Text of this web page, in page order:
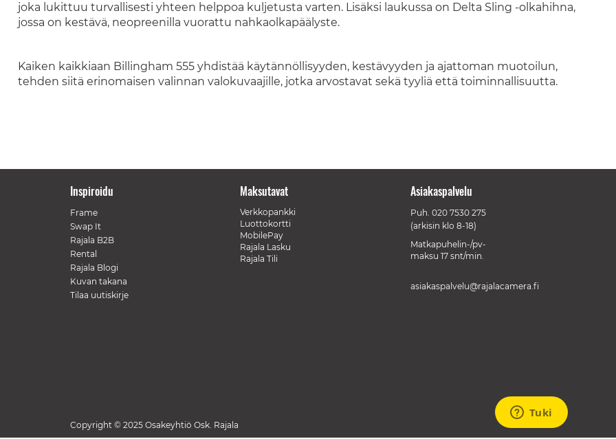
joka lukittuu turvallisesti yhteen helppoa kuljetusta varten. Lisäksi laukussa on Delta Sling -olkahihna,
jossa on kestävä, neopreenilla vuorattu nahkaolkapäälyste.
Kaiken kaikkiaan Billingham 555 yhdistää käytännöllisyyden, kestävyyden ja ajattoman muotoilun,
tehden siitä erinomaisen valinnan valokuvaajille, jotka arvostavat sekä tyyliä että toiminnallisuutta.
Inspiroidu
Frame
Swap It
Rajala B2B
Rental
Rajala Blogi
Kuvan takana
Tilaa uutiskirje
Maksutavat
Verkkopankki
Luottokortti
MobilePay
Rajala Lasku
Rajala Tili
Asiakaspalvelu
Puh. 020 7530 275
(arkisin klo 8-18)
Matkapuhelin-/pv-
maksu 17 snt/min.
asiakaspalvelu@rajalacamera.fi
Copyright © 2025 Osakeyhtiö Osk. Rajala